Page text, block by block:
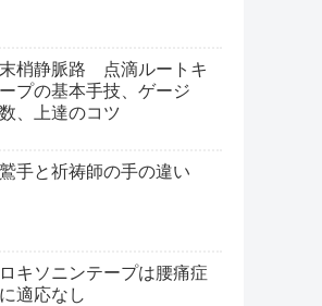
末梢静脈路 点滴ルートキ
ープの基本手技、ゲージ
数、上達のコツ
鷲手と祈祷師の手の違い
ロキソニンテープは腰痛症
に適応なし